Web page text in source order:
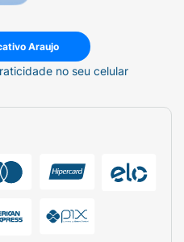
Araujo
no seu celular